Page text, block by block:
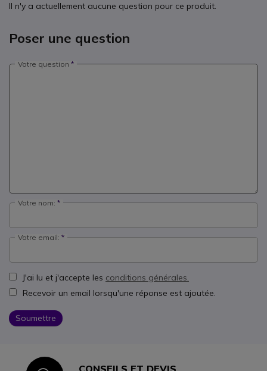
Il n'y a actuellement aucune question pour ce produit.
Poser une question
Votre question
Votre nom:
Votre email:
J'ai lu et j'accepte les conditions générales.
Recevoir un email lorsqu'une réponse est ajoutée.
Soumettre
CONSEILS ET DEVIS